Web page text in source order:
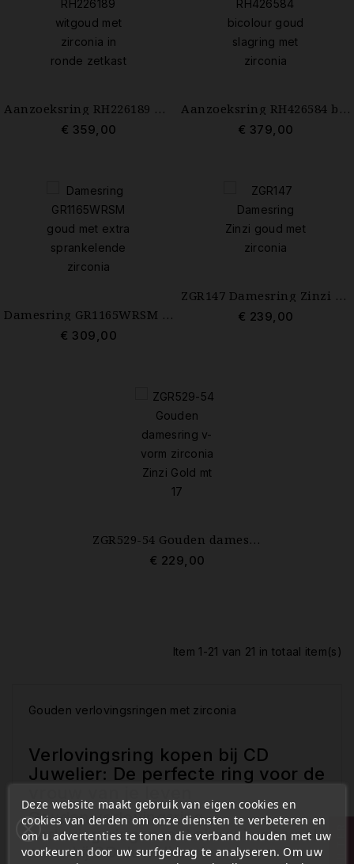
Aanzoeksring RH226189 witgoud met zirconia in ronde zetkast mt 17
€ 359,00
Aanzoeksring RH426584 bicolour goud slagring met zirconia mt 17.75
€ 379,00
Damesring GR1165WRSM goud met extra sprankelende zirconia mt 18.5
€ 309,00
ZGR147 Damesring Zinzi goud met zirconia mt 18.5
€ 239,00
ZGR529-54 Gouden damesring v-vorm zirconia Zinzi Gold mt 17
€ 229,00
Item 1-21 van 21 in totaal item(s)
Gouden verlovingsringen met zirconia
Verlovingsring kopen bij CD
Juwelier: De perfecte ring voor de
Gouden verlovingsring,
verlovingsringen met zirconia en veel
meer bij CD Juwelier
Deze website maakt gebruik van eigen cookies en
cookies van derden om onze diensten te verbeteren en
om u advertenties te tonen die verband houden met uw
voorkeuren door uw surfgedrag te analyseren. Om uw